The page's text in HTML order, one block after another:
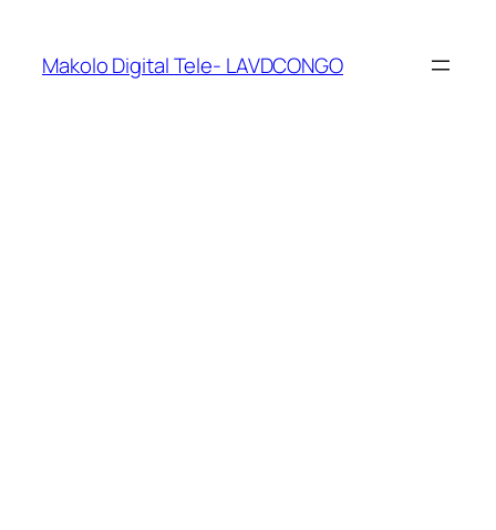
Makolo Digital Tele- LAVDCONGO